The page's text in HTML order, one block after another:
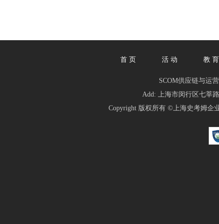
SCOM供应链与运
Add: 上海市闵行区七莘
Copyright 版权所有 ©上海史考姆企
首 页 活 动 教 育